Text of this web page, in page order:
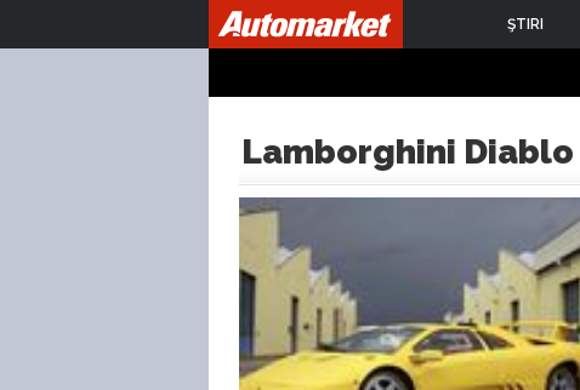
ŞTIRI
Lamborghini Diablo